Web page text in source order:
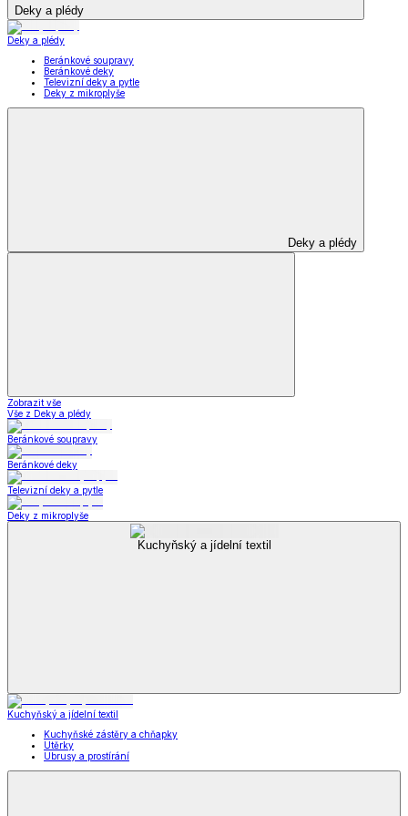
Deky a plédy
Deky a plédy
Beránkové soupravy
Beránkové deky
Televizní deky a pytle
Deky z mikroplyše
Deky a plédy
Zobrazit vše
Vše z Deky a plédy
Beránkové soupravy
Beránkové deky
Televizní deky a pytle
Deky z mikroplyše
Kuchyňský a jídelní textil
Kuchyňský a jídelní textil
Kuchyňské zástěry a chňapky
Utěrky
Ubrusy a prostírání